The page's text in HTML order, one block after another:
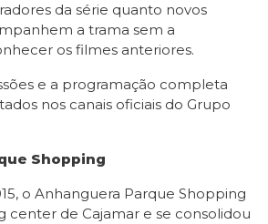
da série quanto novos
a trama sem a
os filmes anteriores.
e a programação completa
nos canais oficiais do Grupo
Shopping
o Anhanguera Parque Shopping
center de Cajamar e se consolidou